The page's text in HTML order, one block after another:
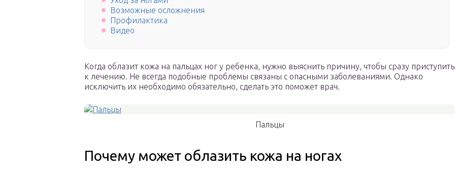
Возможные осложнения
Профилактика
Видео
Когда облазит кожа на пальцах ног у ребенка, нужно выяснить причину, чтобы сразу приступить
к лечению. Не всегда подобные проблемы связаны с опасными заболеваниями. Однако
исключить их необходимо обязательно, сделать это поможет врач.
Пальцы
Почему может облазить кожа на ногах